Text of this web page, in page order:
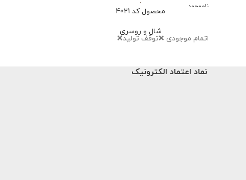
ناموجود محصول کد 4021
شال و روسری
اتمام موجودی ❌توقف تولید❌
نماد اعتماد الکترونیک